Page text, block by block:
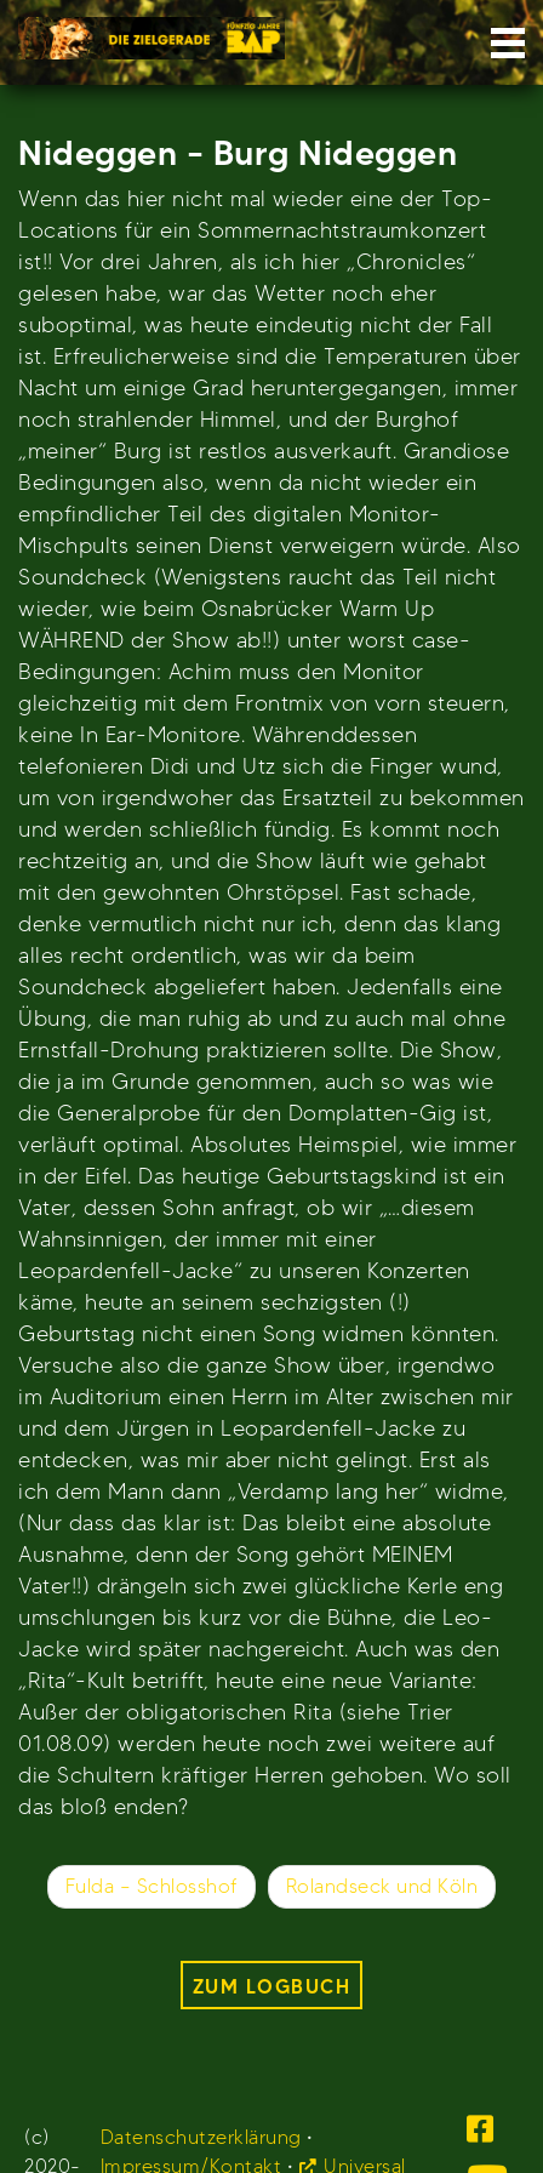
Skip
to
content
Nideggen – Burg Nideggen
Wenn das hier nicht mal wieder eine der Top-
Locations für ein Sommernachtstraumkonzert
ist!! Vor drei Jahren, als ich hier „Chronicles“
gelesen habe, war das Wetter noch eher
suboptimal, was heute eindeutig nicht der Fall
ist. Erfreulicherweise sind die Temperaturen über
Nacht um einige Grad heruntergegangen, immer
noch strahlender Himmel, und der Burghof
„meiner“ Burg ist restlos ausverkauft. Grandiose
Bedingungen also, wenn da nicht wieder ein
empfindlicher Teil des digitalen Monitor-
Mischpults seinen Dienst verweigern würde. Also
Soundcheck (Wenigstens raucht das Teil nicht
wieder, wie beim Osnabrücker Warm Up
WÄHREND der Show ab!!) unter worst case-
Bedingungen: Achim muss den Monitor
gleichzeitig mit dem Frontmix von vorn steuern,
keine In Ear-Monitore. Währenddessen
telefonieren Didi und Utz sich die Finger wund,
um von irgendwoher das Ersatzteil zu bekommen
und werden schließlich fündig. Es kommt noch
rechtzeitig an, und die Show läuft wie gehabt
mit den gewohnten Ohrstöpsel. Fast schade,
denke vermutlich nicht nur ich, denn das klang
alles recht ordentlich, was wir da beim
Soundcheck abgeliefert haben. Jedenfalls eine
Übung, die man ruhig ab und zu auch mal ohne
Ernstfall-Drohung praktizieren sollte. Die Show,
die ja im Grunde genommen, auch so was wie
die Generalprobe für den Domplatten-Gig ist,
verläuft optimal. Absolutes Heimspiel, wie immer
in der Eifel. Das heutige Geburtstagskind ist ein
Vater, dessen Sohn anfragt, ob wir „…diesem
Wahnsinnigen, der immer mit einer
Leopardenfell-Jacke“ zu unseren Konzerten
käme, heute an seinem sechzigsten (!)
Geburtstag nicht einen Song widmen könnten.
Versuche also die ganze Show über, irgendwo
im Auditorium einen Herrn im Alter zwischen mir
und dem Jürgen in Leopardenfell-Jacke zu
entdecken, was mir aber nicht gelingt. Erst als
ich dem Mann dann „Verdamp lang her“ widme,
(Nur dass das klar ist: Das bleibt eine absolute
Ausnahme, denn der Song gehört MEINEM
Vater!!) drängeln sich zwei glückliche Kerle eng
umschlungen bis kurz vor die Bühne, die Leo-
Jacke wird später nachgereicht. Auch was den
„Rita“-Kult betrifft, heute eine neue Variante:
Außer der obligatorischen Rita (siehe Trier
01.08.09) werden heute noch zwei weitere auf
die Schultern kräftiger Herren gehoben. Wo soll
das bloß enden?
Beitragsnavigation
Fulda – Schlosshof Rolandseck und Köln
ZUM LOGBUCH
(c)
2020-
Datenschutzerklärung •
Impressum/Kontakt • Universal